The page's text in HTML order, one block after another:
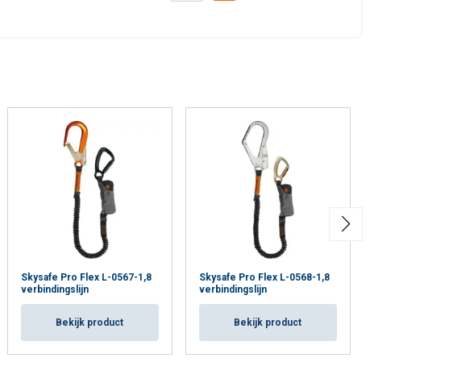
Skysafe Pro Flex L-0567-1,8
verbindingslijn
Bekijk product
Skysafe Pro Flex L-0568-1,8
verbindingslijn
Bekijk product